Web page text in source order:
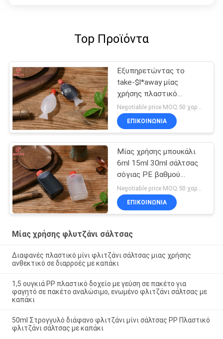
Top Προϊόντα
Εξυπηρετώντας το
take-$l*away μίας
χρήσης πλαστικό
μπουκάλι 1,5 ψαριών
σάλτσας σόγιας 2 oz
Negotiable price MOQ:50 χαρτοκιβώτιο
ΕΠΙΚΟΙΝΩΝΙΑ
Μίας χρήσης μπουκάλι
6ml 15ml 30ml σάλτσας
σόγιας PE βαθμού
τροφίμων
Negotiable price MOQ:50 χαρτοκιβώτιο
ΕΠΙΚΟΙΝΩΝΙΑ
Μίας χρήσης φλυτζάνι σάλτσας
Διαφανές πλαστικό μίνι φλιτζάνι σάλτσας μιας χρήσης
ανθεκτικό σε διαρροές με καπάκι
1,5 ουγκιά PP πλαστικό δοχείο με γεύση σε πακέτο για
φαγητό σε πακέτο αναλώσιμο, ενωμένο φλιτζάνι σάλτσας με
καπάκι
50ml Στρογγυλό διάφανο φλιτζάνι μίνι σάλτσας PP Πλαστικό
φλιτζάνι σάλτσας με καπάκι